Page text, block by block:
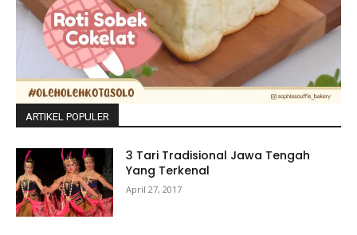
ARTIKEL POPULER
3 Tari Tradisional Jawa Tengah
Yang Terkenal
April 27, 2017